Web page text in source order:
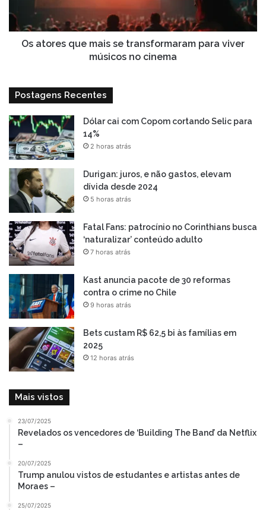
viver
músicos
Os atores que mais se transformaram para viver
músicos no cinema
Postagens Recentes
Dólar cai com Copom cortando Selic para
14%
2 horas atrás
Durigan: juros, e não gastos, elevam
dívida desde 2024
5 horas atrás
Fatal Fans: patrocínio no Corinthians busca
‘naturalizar’ conteúdo adulto
7 horas atrás
Kast anuncia pacote de 30 reformas
contra o crime no Chile
9 horas atrás
Bets custam R$ 62,5 bi às famílias em
2025
12 horas atrás
Mais vistos
23/07/2025
Revelados os vencedores de ‘Building The Band’ da Netflix
–
20/07/2025
Trump anulou vistos de estudantes e artistas antes de
Moraes –
25/07/2025